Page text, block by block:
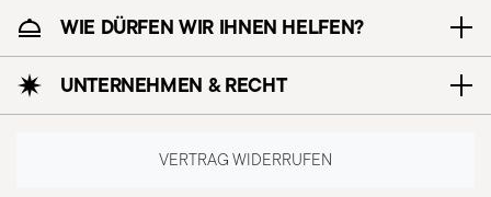
WIE DÜRFEN WIR IHNEN HELFEN?
UNTERNEHMEN & RECHT
VERTRAG WIDERRUFEN